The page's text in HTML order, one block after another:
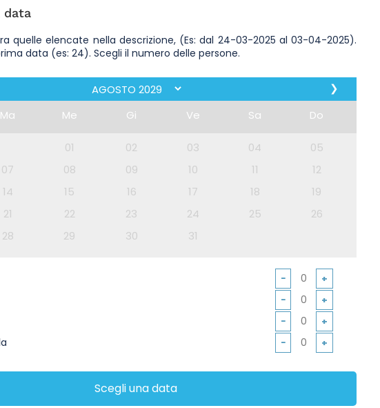
data
quelle elencate nella descrizione, (Es: dal 24-03-2025 al 03-04-2025).
data (es: 24). Scegli il numero delle persone.
❯
Ma Me Gi Ve Sa Do
01 02 03 04
05
07 08 09 10 11
12
14 15 16 17 18
19
21 22 23 24 25
26
28 29 30 31
− +
− +
− +
− +
Scegli una data